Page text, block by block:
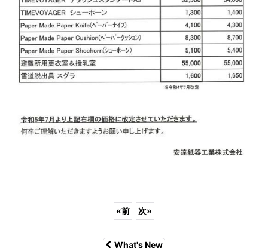
«前 次»
What's New